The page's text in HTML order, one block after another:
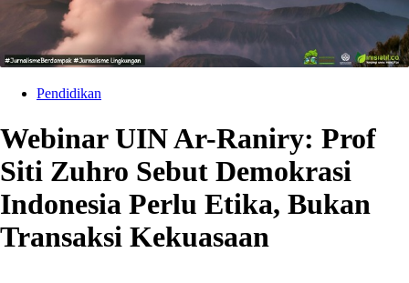
Pendidikan
Webinar UIN Ar-Raniry: Prof
Siti Zuhro Sebut Demokrasi
Indonesia Perlu Etika, Bukan
Transaksi Kekuasaan